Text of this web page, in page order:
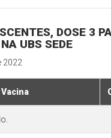
DOSE 3
UBS SEDE
2022
Vacina